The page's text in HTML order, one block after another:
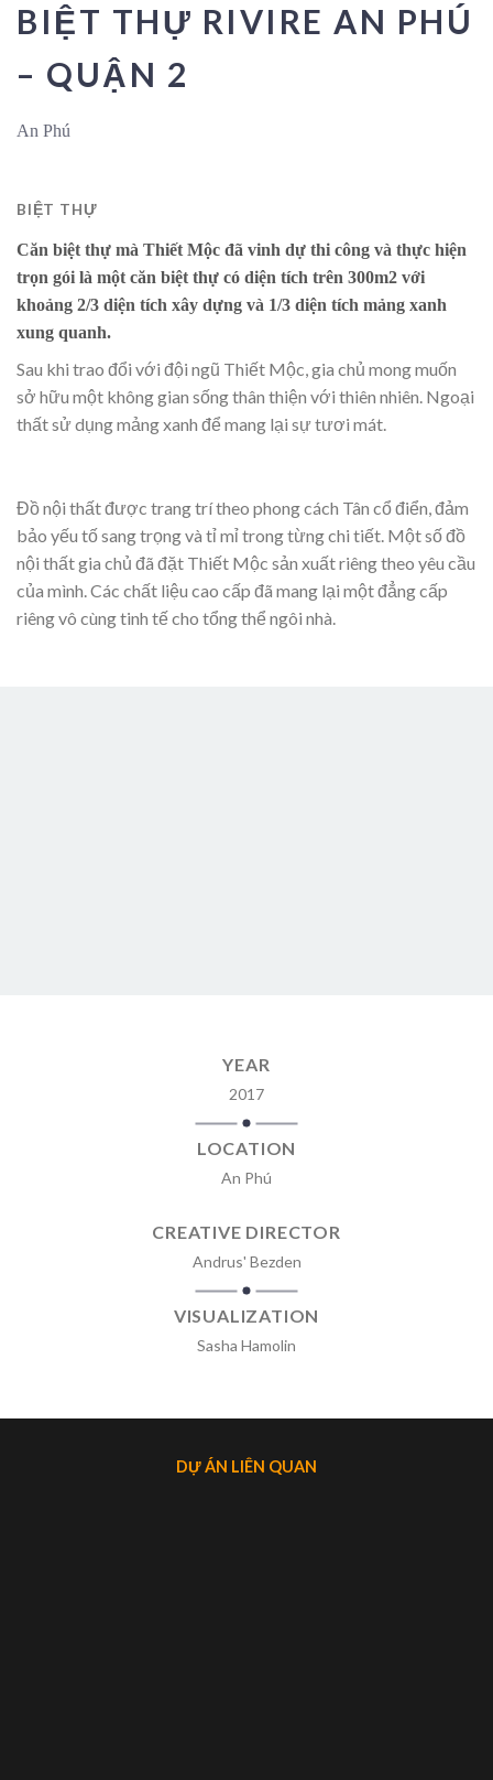
BIỆT THỰ RIVIRE AN PHÚ
– QUẬN 2
An Phú
BIỆT THỰ
Căn biệt thự mà Thiết Mộc đã vinh dự thi công và thực hiện
trọn gói là một căn biệt thự có diện tích trên 300m2 với
khoảng 2/3 diện tích xây dựng và 1/3 diện tích mảng xanh
xung quanh.
Sau khi trao đổi với đội ngũ Thiết Mộc, gia chủ mong muốn
sở hữu một không gian sống thân thiện với thiên nhiên. Ngoại
thất sử dụng mảng xanh để mang lại sự tươi mát.
Đồ nội thất được trang trí theo phong cách Tân cổ điển, đảm
bảo yếu tố sang trọng và tỉ mỉ trong từng chi tiết. Một số đồ
nội thất gia chủ đã đặt Thiết Mộc sản xuất riêng theo yêu cầu
của mình. Các chất liệu cao cấp đã mang lại một đẳng cấp
riêng vô cùng tinh tế cho tổng thể ngôi nhà.
YEAR
2017
LOCATION
An Phú
CREATIVE DIRECTOR
Andrus' Bezden
VISUALIZATION
Sasha Hamolin
DỰ ÁN LIÊN QUAN